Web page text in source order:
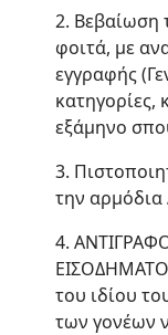
2. Βεβαίωση
φοιτά, με
εγγραφής
κατηγορίες,
εξάμηνο
3.
την αρμόδια
4.
του ιδίου
των γονέων